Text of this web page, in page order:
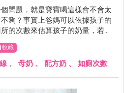
問題，就是寶寶喝這樣會不會太
夠？事實上爸媽可以依據孩子的
的次數來估算孩子的奶量，若是
於擔心囉！
收藏
、 母奶 、 配方奶 、 如廁次數